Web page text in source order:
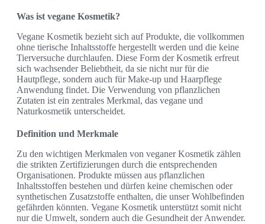
Was ist vegane Kosmetik?
Vegane Kosmetik bezieht sich auf Produkte, die vollkommen
ohne tierische Inhaltsstoffe hergestellt werden und die keine
Tierversuche durchlaufen. Diese Form der Kosmetik erfreut
sich wachsender Beliebtheit, da sie nicht nur für die
Hautpflege, sondern auch für Make-up und Haarpflege
Anwendung findet. Die Verwendung von pflanzlichen
Zutaten ist ein zentrales Merkmal, das vegane und
Naturkosmetik unterscheidet.
Definition und Merkmale
Zu den wichtigen Merkmalen von veganer Kosmetik zählen
die strikten Zertifizierungen durch die entsprechenden
Organisationen. Produkte müssen aus pflanzlichen
Inhaltsstoffen bestehen und dürfen keine chemischen oder
synthetischen Zusatzstoffe enthalten, die unser Wohlbefinden
gefährden könnten. Vegane Kosmetik unterstützt somit nicht
nur die Umwelt, sondern auch die Gesundheit der Anwender.